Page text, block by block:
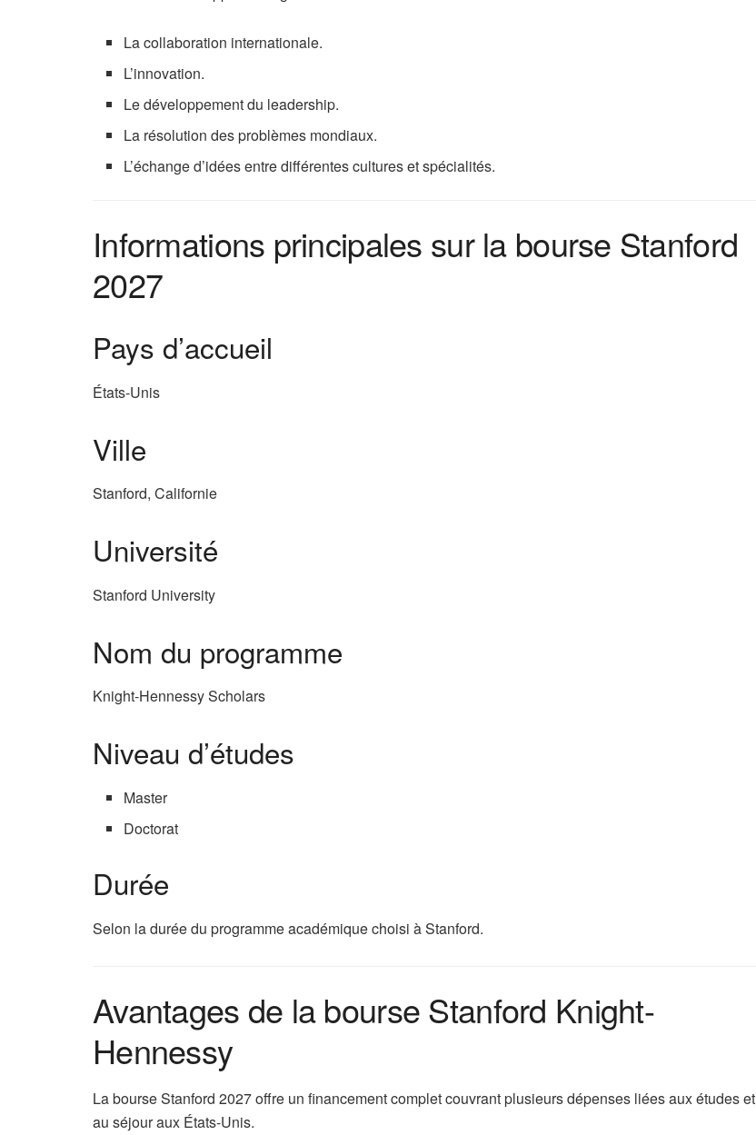
La collaboration internationale.
L’innovation.
Le développement du leadership.
La résolution des problèmes mondiaux.
L’échange d’idées entre différentes cultures et spécialités.
Informations principales sur la bourse Stanford
2027
Pays d’accueil
États-Unis
Ville
Stanford, Californie
Université
Stanford University
Nom du programme
Knight-Hennessy Scholars
Niveau d’études
Master
Doctorat
Durée
Selon la durée du programme académique choisi à Stanford.
Avantages de la bourse Stanford Knight-
Hennessy
La bourse Stanford 2027 offre un financement complet couvrant plusieurs dépenses liées aux études et
au séjour aux États-Unis.